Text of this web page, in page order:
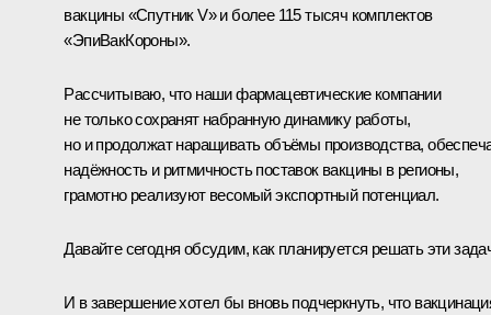
вакцины «Спутник V» и более 115 тысяч комплектов
«ЭпиВакКороны».
Рассчитываю, что наши фармацевтические компании
не только сохранят набранную динамику работы,
но и продолжат наращивать объёмы производства,
надёжность и ритмичность поставок вакцины в регионы,
грамотно реализуют весомый экспортный потенциал.
Давайте сегодня обсудим, как планируется решать эти
И в завершение хотел бы вновь подчеркнуть, что